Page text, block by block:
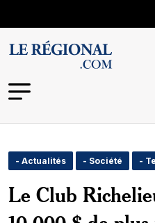
- Actualités - Société -
Le Club